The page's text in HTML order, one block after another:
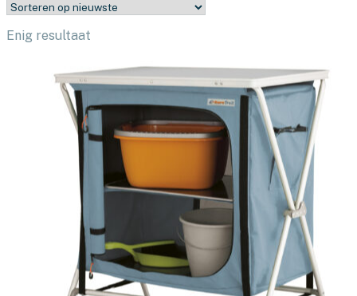
Enig resultaat